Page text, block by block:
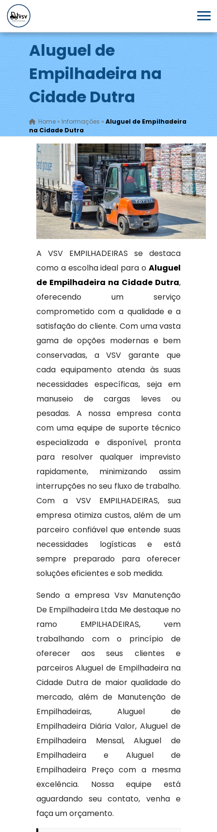
Aluguel de
Empilhadeira na
Cidade Dutra
Home» Informações » Aluguel de Empilhadeira
na Cidade Dutra
A VSV EMPILHADEIRAS se destaca
como a escolha ideal para oAluguel
de Empilhadeira na Cidade Dutra,
oferecendo um serviço
comprometido com a qualidade e a
satisfação do cliente. Com uma vasta
gama de opções modernas e bem
conservadas, a VSV garante que
cada equipamento atenda às suas
necessidades específicas, seja em
manuseio de cargas leves ou
pesadas. A nossa empresa conta
com uma equipe de suporte técnico
especializada e disponível, pronta
para resolver qualquer imprevisto
rapidamente, minimizando assim
interrupções no seu fluxo de trabalho.
Com a VSV EMPILHADEIRAS, sua
empresa otimiza custos, além de um
parceiro confiável que entende suas
necessidades logísticas e está
sempre preparado para oferecer
soluções eficientes e sob medida.
Sendo a empresa Vsv Manutenção
De Empilhadeira Ltda Me destaque no
ramo EMPILHADEIRAS, vem
trabalhando com o princípio de
oferecer aos seus clientes e
parceiros Aluguel de Empilhadeira na
Cidade Dutra de maior qualidade do
mercado, além de Manutenção de
Empilhadeiras, Aluguel de
Empilhadeira Diária Valor, Aluguel de
Empilhadeira Mensal, Aluguel de
Empilhadeira e Aluguel de
Empilhadeira Preço com a mesma
excelência. Nossa equipe está
aguardando seu contato, venha e
faça um orçamento.